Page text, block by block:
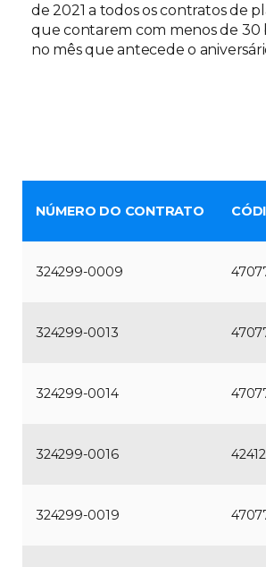
de 2021 a todos os contratos de
que contarem com menos de 30
no mês que antecede o
NÚMERO DO CONTRATO
324299-0009
324299-0013
324299-0014
324299-0016
324299-0019